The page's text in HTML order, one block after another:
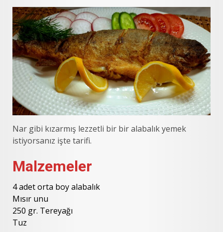
Nar gibi kızarmış lezzetli bir bir alabalık yemek
istiyorsanız işte tarifi.
Malzemeler
4 adet orta boy alabalık
Mısır unu
250 gr. Tereyağı
Tuz